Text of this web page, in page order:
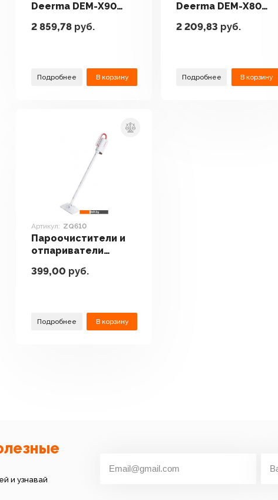
Deerma DEM-X90
2 859,78 руб.
Подробнее В корзину
Deerma DEM-X80
2 209,83 руб.
Подробнее В корзину
Артикул: ZQ610
Пароочистители и
отпариватели
399,00 руб.
Подробнее В корзину
и узнавай